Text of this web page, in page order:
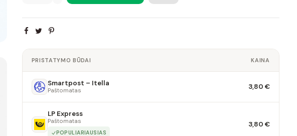
PRISTATYMO BŪDAI KAINA
Smartpost – Itella
Paštomatas 3,80 €
LP Express
Paštomatas
POPULIARIAUSIAS
3,80 €